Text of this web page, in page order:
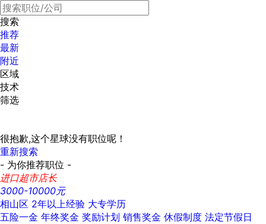
搜索
推荐
最新
附近
区域
技术
筛选
很抱歉,这个星球没有职位呢！
重新搜索
- 为你推荐职位 -
进口超市店长
3000-10000元
相山区 2年以上经验 大专学历
五险一金 年终奖金 奖励计划 销售奖金 休假制度 法定节假日